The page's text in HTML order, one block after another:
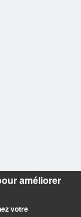
améliorer
votre